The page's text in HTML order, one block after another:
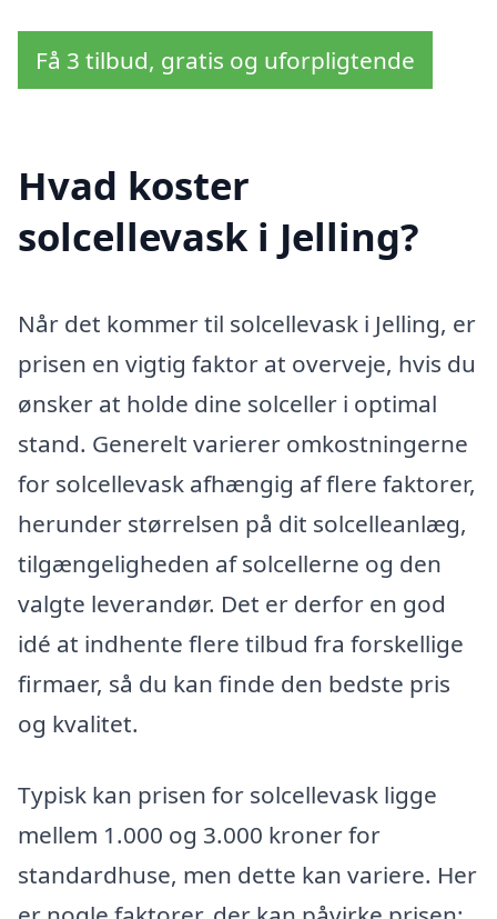
Få 3 tilbud, gratis og uforpligtende
Hvad koster
solcellevask i Jelling?
Når det kommer til solcellevask i Jelling, er
prisen en vigtig faktor at overveje, hvis du
ønsker at holde dine solceller i optimal
stand. Generelt varierer omkostningerne
for solcellevask afhængig af flere faktorer,
herunder størrelsen på dit solcelleanlæg,
tilgængeligheden af solcellerne og den
valgte leverandør. Det er derfor en god
idé at indhente flere tilbud fra forskellige
firmaer, så du kan finde den bedste pris
og kvalitet.
Typisk kan prisen for solcellevask ligge
mellem 1.000 og 3.000 kroner for
standardhuse, men dette kan variere. Her